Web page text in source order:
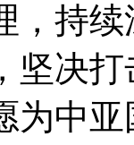
，持
坚决
为中